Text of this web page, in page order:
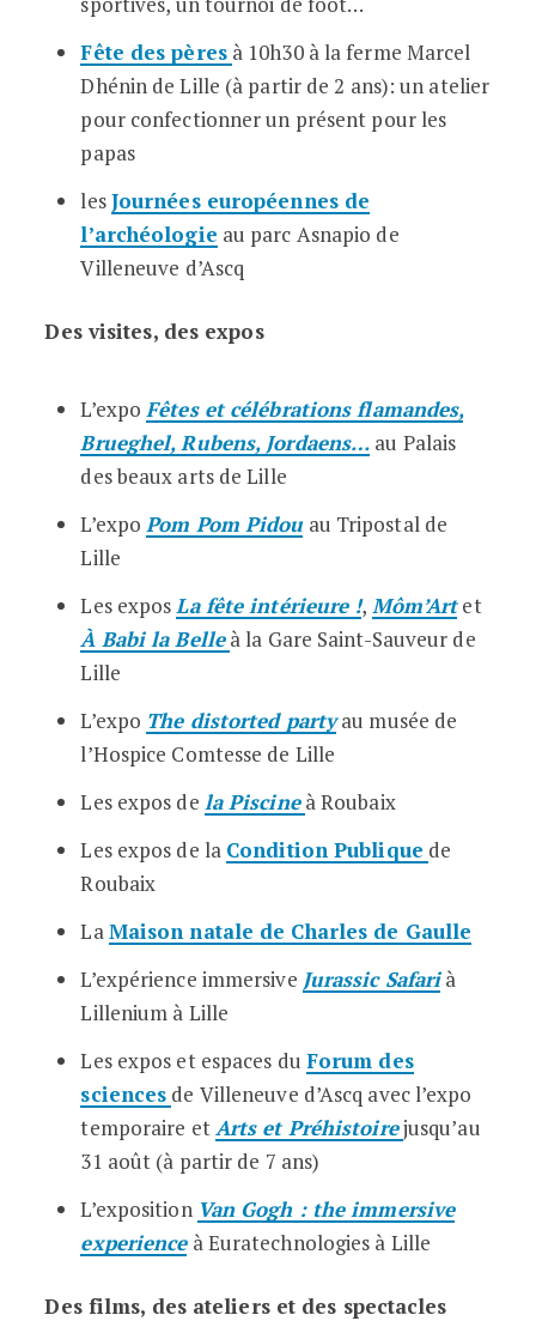
Fête des pères à 10h30 à la ferme Marcel
Dhénin de Lille (à partir de 2 ans): un atelier
pour confectionner un présent pour les
papas
lesJournées européennes de
l’archéologie au parc Asnapio de
Villeneuve d’Ascq
Des visites, des expos
L’expoFêtes et célébrations flamandes,
Brueghel, Rubens, Jordaens… au Palais
des beaux arts de Lille
L’expoPom Pom Pidouau Tripostal de
Lille
Les exposLa fête intérieure !, Môm’Artet
À Babi la Belle à la Gare Saint-Sauveur de
Lille
L’expo The distorted partyau musée de
l’Hospice Comtesse de Lille
Les expos de la Piscine à Roubaix
Les expos de la Condition Publique de
Roubaix
LaMaison natale de Charles de Gaulle
L’expérience immersive Jurassic Safarià
Lillenium à Lille
Les expos et espaces du Forum des
sciences de Villeneuve d’Ascq avec l’expo
temporaire etArts et Préhistoirejusqu’au
31 août (à partir de 7 ans)
L’exposition Van Gogh : the immersive
experienceà Euratechnologies à Lille
Des films, des ateliers et des spectacles